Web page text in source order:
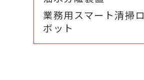
業務用スマート清掃ロ
ボット